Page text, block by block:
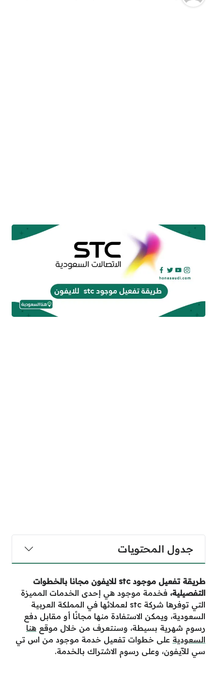
جدول المحتويات
طريقة تفعيل موجودstc للايفون مجانا بالخطوات
التفصيلية، فخدمة موجود هي إحدى الخدمات المميزة
التي توفرها شركة stc لعملائها في المملكة العربية
السعودية، ويمكن الاستفادة منها مجانًا أو مقابل دفع
رسوم شهرية بسيطة، وسنتعرف من خلال موقع هنا
السعودية على خطوات تفعيل خدمة موجود من اس تي
سي للآيفون، وعلى رسوم الاشتراك بالخدمة.